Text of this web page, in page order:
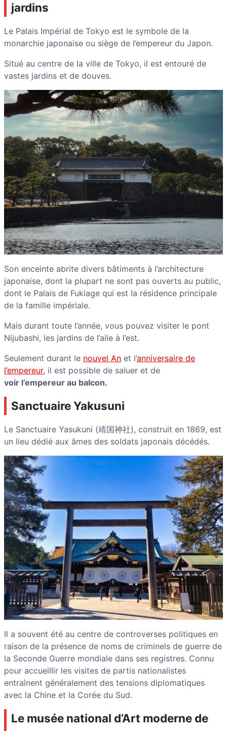
jardins
Le Palais Impérial de Tokyo est le symbole de la
monarchie japonaise ou siège de l’empereur du Japon.
Situé au centre de la ville de Tokyo, il est entouré de
vastes jardins et de douves.
Son enceinte abrite divers bâtiments à l’architecture
japonaise, dont la plupart ne sont pas ouverts au public,
dont le Palais de Fukiage qui est la résidence principale
de la famille impériale.
Mais durant toute l’année, vous pouvez visiter le pont
Nijubashi, les jardins de l’aile à l’est.
Seulement durant le nouvel An et l’anniversaire de
l’empereur, il est possible de saluer et de
voir l’empereur au balcon.
Sanctuaire Yakusuni
Le Sanctuaire Yasukuni (靖国神社), construit en 1869, est
un lieu dédié aux âmes des soldats japonais décédés.
Il a souvent été au centre de controverses politiques en
raison de la présence de noms de criminels de guerre de
la Seconde Guerre mondiale dans ses registres. Connu
pour accueillir les visites de partis nationalistes
entraînent généralement des tensions diplomatiques
avec la Chine et la Corée du Sud.
Le musée national d’Art moderne de